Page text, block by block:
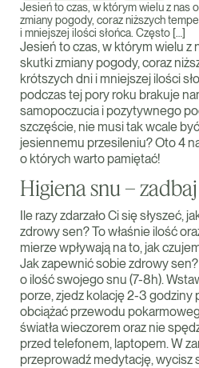
Jesień to czas, w którym wielu z nas
zmiany pogody, coraz niższych
i mniejszej ilości słońca. Często […]
Jesień to czas, w którym wielu
skutki zmiany pogody, coraz
krótszych dni i mniejszej ilości
podczas tej pory roku brakuje
samopoczucia i pozytywnego
szczęście, nie musi tak wcale
jesiennemu przesileniu? Oto 4
o których warto pamiętać!
Higiena snu –
Ile razy zdarzało Ci się słyszeć,
zdrowy sen? To właśnie ilość
mierze wpływają na to, jak
Jak zapewnić sobie zdrowy
o ilość swojego snu (7-8h).
porze, zjedz kolację 2-3 godziny
obciążać przewodu
światła wieczorem oraz nie
przed telefonem, laptopem. W
przeprowadź medytację, wycisz